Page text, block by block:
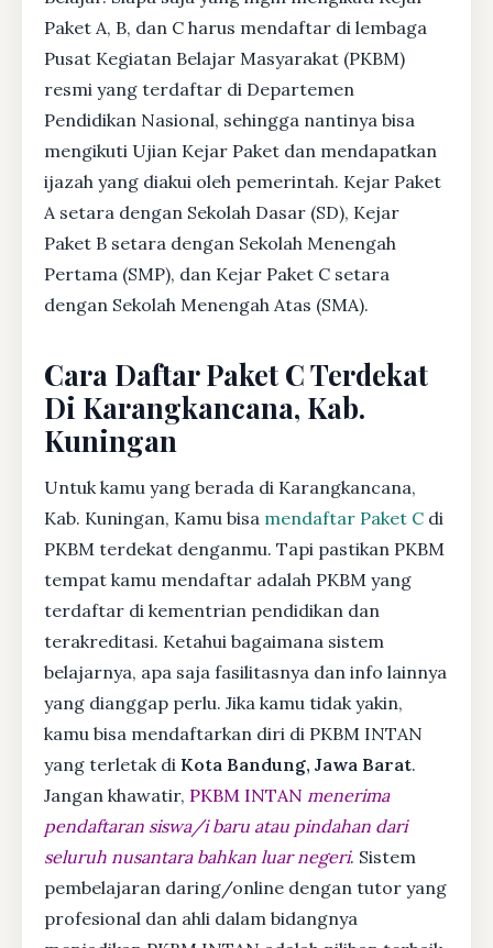
Paket A, B, dan C harus mendaftar di lembaga
Pusat Kegiatan Belajar Masyarakat (PKBM)
resmi yang terdaftar di Departemen
Pendidikan Nasional, sehingga nantinya bisa
mengikuti Ujian Kejar Paket dan mendapatkan
ijazah yang diakui oleh pemerintah. Kejar Paket
A setara dengan Sekolah Dasar (SD), Kejar
Paket B setara dengan Sekolah Menengah
Pertama (SMP), dan Kejar Paket C setara
dengan Sekolah Menengah Atas (SMA).
Cara Daftar Paket C Terdekat
Di Karangkancana, Kab.
Kuningan
Untuk kamu yang berada di Karangkancana,
Kab. Kuningan, Kamu bisa mendaftar Paket C di
PKBM terdekat denganmu. Tapi pastikan PKBM
tempat kamu mendaftar adalah PKBM yang
terdaftar di kementrian pendidikan dan
terakreditasi. Ketahui bagaimana sistem
belajarnya, apa saja fasilitasnya dan info lainnya
yang dianggap perlu. Jika kamu tidak yakin,
kamu bisa mendaftarkan diri di PKBM INTAN
yang terletak di Kota Bandung, Jawa Barat.
Jangan khawatir, PKBM INTAN menerima
pendaftaran siswa/i baru atau pindahan dari
seluruh nusantara bahkan luar negeri. Sistem
pembelajaran daring/online dengan tutor yang
profesional dan ahli dalam bidangnya